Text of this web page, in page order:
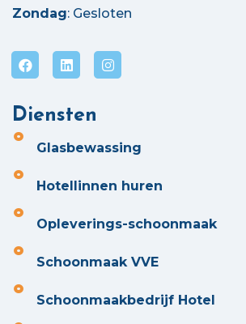
Zondag: Gesloten
Diensten
Glasbewassing
Hotellinnen huren
Opleverings-schoonmaak
Schoonmaak VVE
Schoonmaakbedrijf Hotel